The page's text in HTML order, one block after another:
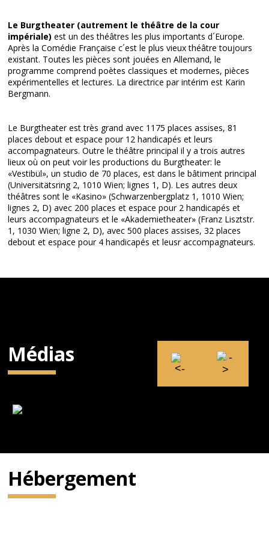
Le Burgtheater (autrement le théâtre de la cour
impériale)est un des théâtres les plus importants d´Europe.
Après la Comédie Française c´est le plus vieux théâtre toujours
existant. Toutes les pièces sont jouées en Allemand, le
programme comprend poètes classiques et modernes, pièces
expérimentelles et lectures. La directrice par intérim est Karin
Bergmann.
Le Burgtheater est très grand avec 1175 places assises, 81
places debout et espace pour 12 handicapés et leurs
accompagnateurs. Outre le théâtre principal il y a trois autres
lieux où on peut voir les productions du Burgtheater: le
«Vestibül», un studio de 70 places, est dans le bâtiment principal
(Universitätsring 2, 1010 Wien; lignes 1, D). Les autres deux
théâtres sont le «Kasino» (Schwarzenbergplatz 1, 1010 Wien;
lignes 2, D) avec 200 places et espace pour 2 handicapés et
leurs accompagnateurs et le «Akademietheater» (Franz Lisztstr.
1, 1030 Wien; ligne 2, D), avec 500 places assises, 32 places
debout et espace pour 4 handicapés et leusr accompagnateurs.
Médias
Hébergement